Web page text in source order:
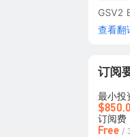
GSV2
查看翻
订阅
最小投
订阅费
Free /